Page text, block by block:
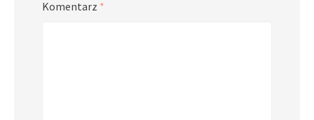
Komentarz *